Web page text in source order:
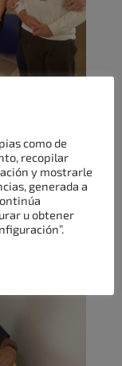
cosas!!
como de
recopilar
y mostrarle
generada a
u obtener